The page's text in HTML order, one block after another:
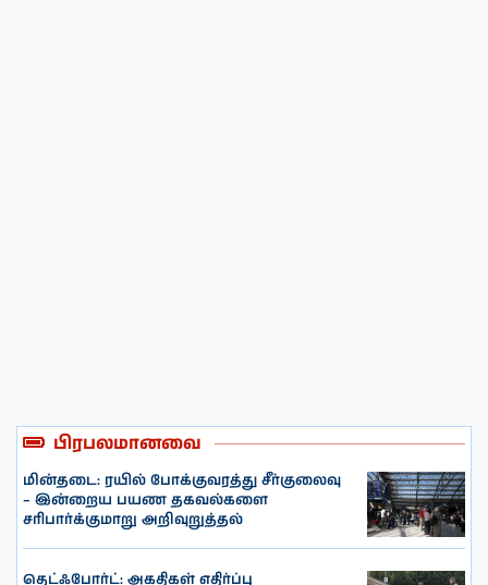
பிரபலமானவை
மின்தடை: ரயில் போக்குவரத்து சீர்குலைவு
– இன்றைய பயண தகவல்களை
சரிபார்க்குமாறு அறிவுறுத்தல்
தெட்ஃபோர்ட்: அகதிகள் எதிர்ப்பு